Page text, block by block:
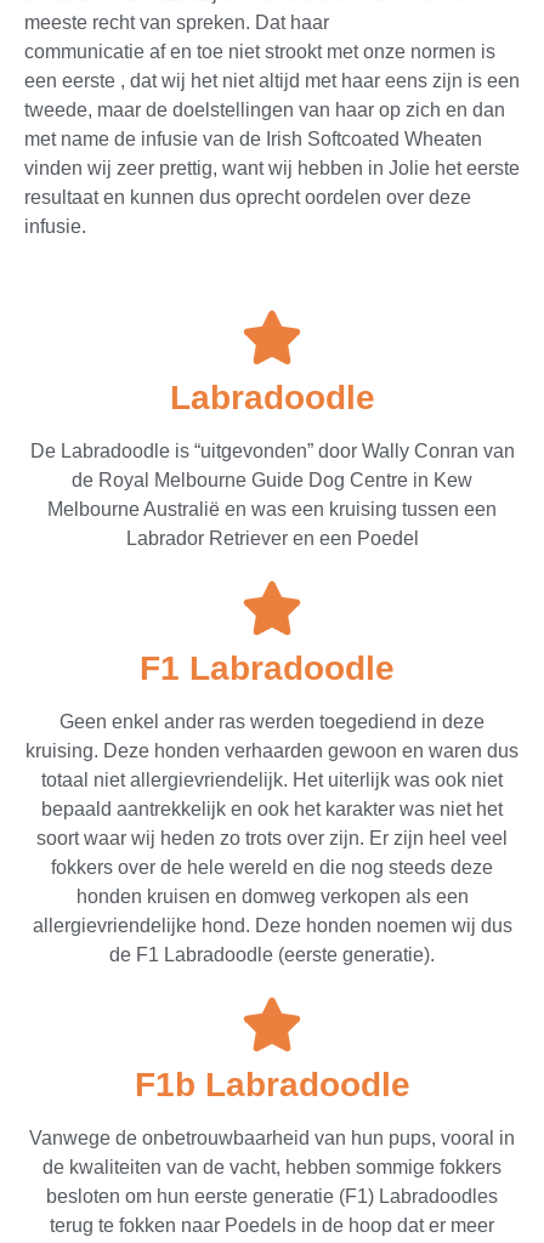
meeste recht van spreken. Dat haar
communicatie af en toe niet strookt met onze normen is
een eerste , dat wij het niet altijd met haar eens zijn is een
tweede, maar de doelstellingen van haar op zich en dan
met name de infusie van de Irish Softcoated Wheaten
vinden wij zeer prettig, want wij hebben in Jolie het eerste
resultaat en kunnen dus oprecht oordelen over deze
infusie.
Labradoodle
De Labradoodle is “uitgevonden” door Wally Conran van
de Royal Melbourne Guide Dog Centre in Kew
Melbourne Australië en was een kruising tussen een
Labrador Retriever en een Poedel
F1 Labradoodle ​
Geen enkel ander ras werden toegediend in deze
kruising. Deze honden verhaarden gewoon en waren dus
totaal niet allergievriendelijk. Het uiterlijk was ook niet
bepaald aantrekkelijk en ook het karakter was niet het
soort waar wij heden zo trots over zijn. Er zijn heel veel
fokkers over de hele wereld en die nog steeds deze
honden kruisen en domweg verkopen als een
allergievriendelijke hond. Deze honden noemen wij dus
de F1 Labradoodle (eerste generatie).
F1b Labradoodle
Vanwege de onbetrouwbaarheid van hun pups, vooral in
de kwaliteiten van de vacht, hebben sommige fokkers
besloten om hun eerste generatie (F1) Labradoodles
terug te fokken naar Poedels in de hoop dat er meer